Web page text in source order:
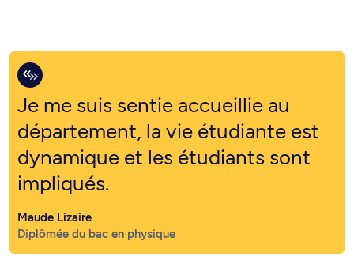
Je me suis sentie accueillie au
département, la vie étudiante est
dynamique et les étudiants sont
impliqués.
Maude Lizaire
Diplômée du bac en physique